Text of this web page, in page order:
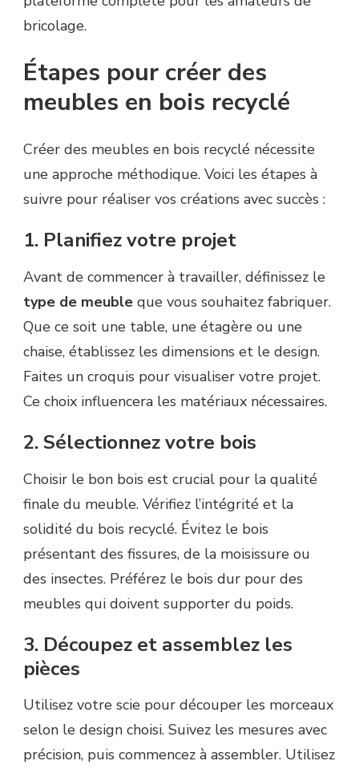
bricolage.
Étapes pour créer des
meubles en bois recyclé
Créer des meubles en bois recyclé nécessite
une approche méthodique. Voici les étapes à
suivre pour réaliser vos créations avec succès :
1. Planifiez votre projet
Avant de commencer à travailler, définissez le
type de meuble que vous souhaitez fabriquer.
Que ce soit une table, une étagère ou une
chaise, établissez les dimensions et le design.
Faites un croquis pour visualiser votre projet.
Ce choix influencera les matériaux nécessaires.
2. Sélectionnez votre bois
Choisir le bon bois est crucial pour la qualité
finale du meuble. Vérifiez l’intégrité et la
solidité du bois recyclé. Évitez le bois
présentant des fissures, de la moisissure ou
des insectes. Préférez le bois dur pour des
meubles qui doivent supporter du poids.
3. Découpez et assemblez les
pièces
Utilisez votre scie pour découper les morceaux
selon le design choisi. Suivez les mesures avec
précision, puis commencez à assembler. Utilisez